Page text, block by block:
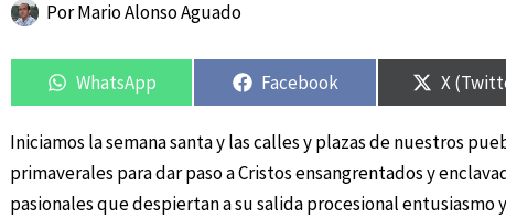
PorMario Alonso Aguado
en
WhatsApp
en
Facebook
en
X
Iniciamos la semana santa y las calles y plazas de nuestros
primaverales para dar paso a Cristos ensangrentados y
pasionales que despiertan a su salida procesional entusiasmo
en en en